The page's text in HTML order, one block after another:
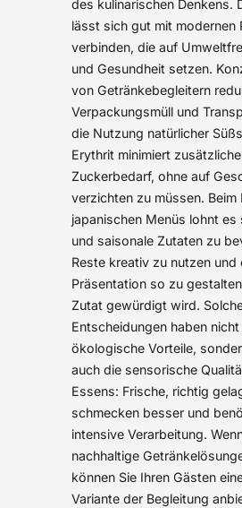
des kulinarischen Denkens.
lässt sich gut mit modernen
verbinden, die auf
und Gesundheit setzen.
von Getränkebegleitern
Verpackungsmüll und
die Nutzung natürlicher
Erythrit minimiert
Zuckerbedarf, ohne auf
verzichten zu müssen. Beim
japanischen Menüs lohnt es
und saisonale Zutaten zu
Reste kreativ zu nutzen und
Präsentation so zu
Zutat gewürdigt wird.
Entscheidungen haben nicht
ökologische Vorteile,
auch die sensorische
Essens: Frische, richtig
schmecken besser und
intensive Verarbeitung.
nachhaltige
können Sie Ihren Gästen
Variante der Begleitung